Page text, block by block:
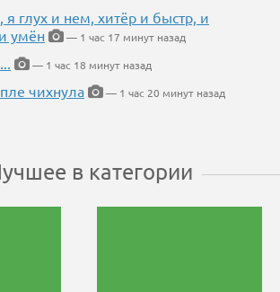
я глух и нем, хитёр и быстр, и
умён
— 1 час 17 минут назад
— 1 час 18 минут назад
чихнула — 1 час 20 минут назад
в категории